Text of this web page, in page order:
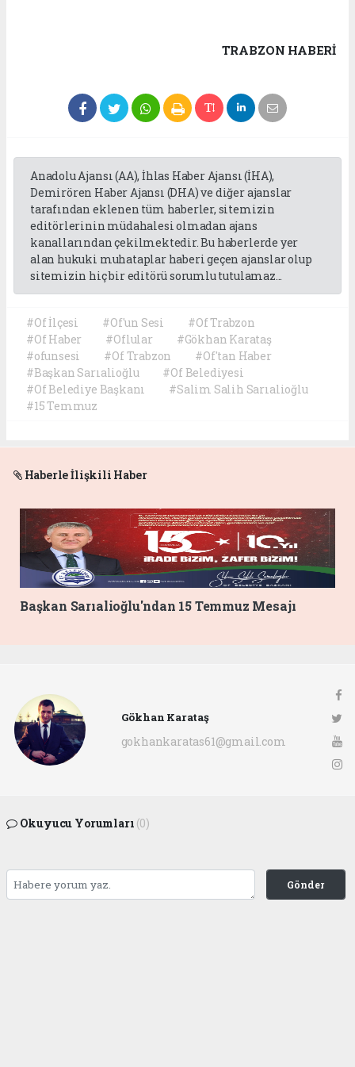
TRABZON HABERİ
Anadolu Ajansı (AA), İhlas Haber Ajansı (İHA),
Demirören Haber Ajansı (DHA) ve diğer ajanslar
tarafından eklenen tüm haberler, sitemizin
editörlerinin müdahalesi olmadan ajans
kanallarından çekilmektedir. Bu haberlerde yer
alan hukuki muhataplar haberi geçen ajanslar olup
sitemizin hiç bir editörü sorumlu tutulamaz...
#Of İlçesi #Of'un Sesi
#Of Trabzon
#Of Haber
#Oflular
#Gökhan Karataş
#ofunsesi
#Of Trabzon
#Of'tan Haber
#Başkan Sarıalioğlu
#Of Belediyesi
#Of Belediye Başkanı
#Salim Salih Sarıalioğlu
#15 Temmuz
Haberle İlişkili Haber
Başkan Sarıalioğlu'ndan 15 Temmuz Mesajı
Gökhan Karataş
gokhankaratas61@gmail.com
Okuyucu Yorumları (0)
Gönder